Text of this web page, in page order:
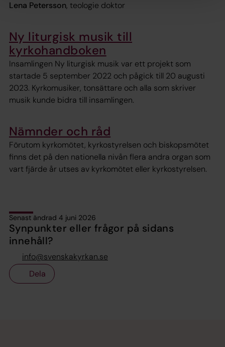
Lena Petersson, teologie doktor
Ny liturgisk musik till
kyrkohandboken
Insamlingen Ny liturgisk musik var ett projekt som
startade 5 september 2022 och pågick till 20 augusti
2023. Kyrkomusiker, tonsättare och alla som skriver
musik kunde bidra till insamlingen.
Nämnder och råd
Förutom kyrkomötet, kyrkostyrelsen och biskopsmötet
finns det på den nationella nivån flera andra organ som
vart fjärde år utses av kyrkomötet eller kyrkostyrelsen.
Senast ändrad 4 juni 2026
Synpunkter eller frågor på sidans
innehåll?
info@svenskakyrkan.se
Dela